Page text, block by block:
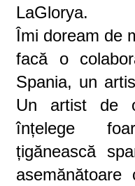
LaGlorya.
Îmi doream de
facă o
Spania, un
Un artist de
înțelege
țigănească
asemănătoare